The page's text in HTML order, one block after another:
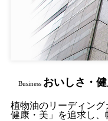
Business おいしさ・
植物油のリーディング
健康・美」を追求し、